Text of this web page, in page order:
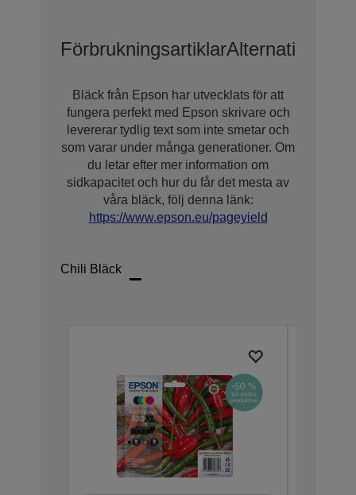
FörbrukningsartiklarAlternativ För
Bläck från Epson har utvecklats för att
fungera perfekt med Epson skrivare och
levererar tydlig text som inte smetar och
som varar under många generationer. Om
du letar efter mer information om
sidkapacitet och hur du får det mesta av
våra bläck, följ denna länk:
https://www.epson.eu/pageyield
Chili Bläck